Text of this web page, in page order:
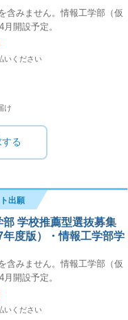
含みません。情報工学部（仮
開設予定。
いください
け
る
出願
学校推薦型選抜募集
度版）・情報工学部学
含みません。情報工学部（仮
開設予定。
いください